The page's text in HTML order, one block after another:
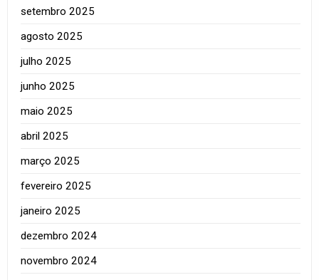
setembro 2025
agosto 2025
julho 2025
junho 2025
maio 2025
abril 2025
março 2025
fevereiro 2025
janeiro 2025
dezembro 2024
novembro 2024